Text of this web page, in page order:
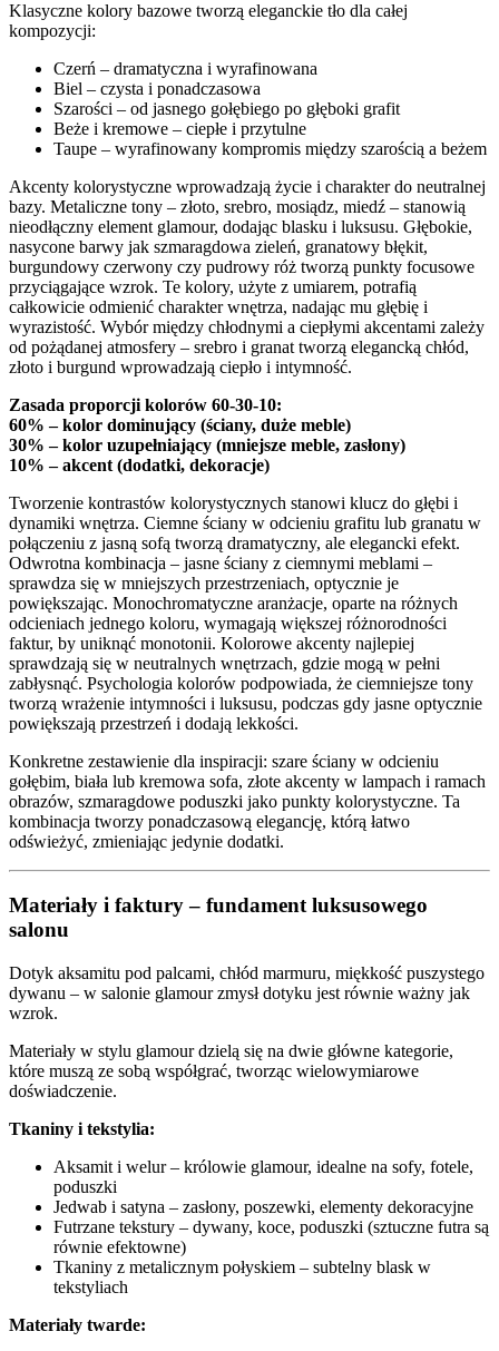
Klasyczne kolory bazowe tworzą eleganckie tło dla całej
kompozycji:
Czerń – dramatyczna i wyrafinowana
Biel – czysta i ponadczasowa
Szarości – od jasnego gołębiego po głęboki grafit
Beże i kremowe – ciepłe i przytulne
Taupe – wyrafinowany kompromis między szarością a beżem
Akcenty kolorystyczne wprowadzają życie i charakter do neutralnej
bazy. Metaliczne tony – złoto, srebro, mosiądz, miedź – stanowią
nieodłączny element glamour, dodając blasku i luksusu. Głębokie,
nasycone barwy jak szmaragdowa zieleń, granatowy błękit,
burgundowy czerwony czy pudrowy róż tworzą punkty focusowe
przyciągające wzrok. Te kolory, użyte z umiarem, potrafią
całkowicie odmienić charakter wnętrza, nadając mu głębię i
wyrazistość. Wybór między chłodnymi a ciepłymi akcentami zależy
od pożądanej atmosfery – srebro i granat tworzą elegancką chłód,
złoto i burgund wprowadzają ciepło i intymność.
Zasada proporcji kolorów 60-30-10:
60% – kolor dominujący (ściany, duże meble)
30% – kolor uzupełniający (mniejsze meble, zasłony)
10% – akcent (dodatki, dekoracje)
Tworzenie kontrastów kolorystycznych stanowi klucz do głębi i
dynamiki wnętrza. Ciemne ściany w odcieniu grafitu lub granatu w
połączeniu z jasną sofą tworzą dramatyczny, ale elegancki efekt.
Odwrotna kombinacja – jasne ściany z ciemnymi meblami –
sprawdza się w mniejszych przestrzeniach, optycznie je
powiększając. Monochromatyczne aranżacje, oparte na różnych
odcieniach jednego koloru, wymagają większej różnorodności
faktur, by uniknąć monotonii. Kolorowe akcenty najlepiej
sprawdzają się w neutralnych wnętrzach, gdzie mogą w pełni
zabłysnąć. Psychologia kolorów podpowiada, że ciemniejsze tony
tworzą wrażenie intymności i luksusu, podczas gdy jasne optycznie
powiększają przestrzeń i dodają lekkości.
Konkretne zestawienie dla inspiracji: szare ściany w odcieniu
gołębim, biała lub kremowa sofa, złote akcenty w lampach i ramach
obrazów, szmaragdowe poduszki jako punkty kolorystyczne. Ta
kombinacja tworzy ponadczasową elegancję, którą łatwo
odświeżyć, zmieniając jedynie dodatki.
Materiały i faktury – fundament luksusowego
salonu
Dotyk aksamitu pod palcami, chłód marmuru, miękkość puszystego
dywanu – w salonie glamour zmysł dotyku jest równie ważny jak
wzrok.
Materiały w stylu glamour dzielą się na dwie główne kategorie,
które muszą ze sobą współgrać, tworząc wielowymiarowe
doświadczenie.
Tkaniny i tekstylia:
Aksamit i welur – królowie glamour, idealne na sofy, fotele,
poduszki
Jedwab i satyna – zasłony, poszewki, elementy dekoracyjne
Futrzane tekstury – dywany, koce, poduszki (sztuczne futra są
równie efektowne)
Tkaniny z metalicznym połyskiem – subtelny blask w
tekstyliach
Materiały twarde: